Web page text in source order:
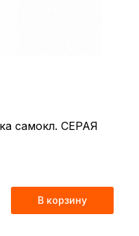
самокл. СЕРАЯ
В корзину